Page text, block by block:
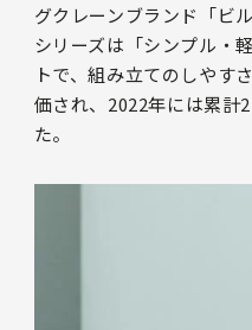
グクレーンブランド「ビ
シリーズは「シンプル・
トで、組み立てのしやす
価され、2022年には累計
た。